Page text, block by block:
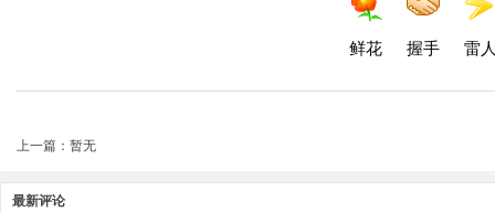
鲜花 握手 雷
上一篇：暂无
最新评论